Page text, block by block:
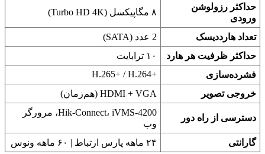
حداکثر رزولوشن
ورودی
۸ مگاپیکسل (Turbo HD 4K)
تعداد هارددیسک
2 عدد (SATA)
حداکثر ظرفیت هر هارد
۱۰ ترابایت
فشرده‌سازی
H.265+‎ / H.264+‎
خروجی تصویر
HDMI + VGA (هم‌زمان)
دسترسی از راه دور
Hik-Connect، iVMS-4200، مرورگر
وب
گارانتی
۲۴ ماهه پارس ارتباط | ۶۰ ماهه ونوس